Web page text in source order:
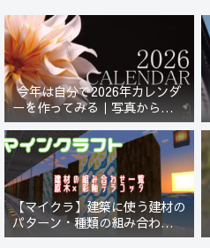
今年は自分で2026年カレンダ
ーを作ってみる｜写真から始ま
る小さなプロジェクト【一灯
花】
【マイクラ】建築に使う建材の
パターン・種類の組み合わせ一
覧！原木×彩釉テラコッタ編